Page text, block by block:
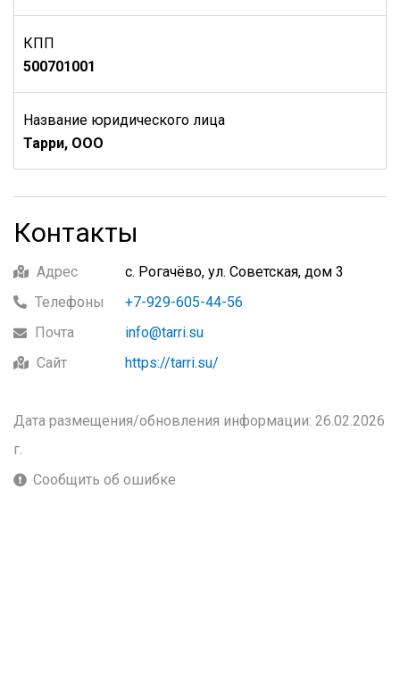
КПП
500701001
Название юридического лица
Тарри, ООО
Контакты
Адрес
с. Рогачёво, ул. Советская, дом 3
Телефоны
+7-929-605-44-56
Почта
info@tarri.su
Сайт
https://tarri.su/
Дата размещения/обновления информации: 26.02.2026
г.
Сообщить об ошибке